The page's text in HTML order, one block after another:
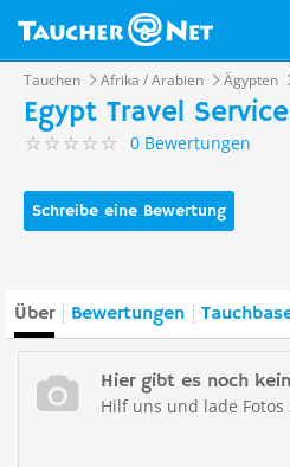
Tauchen Afrika / Arabien Ägypten
Egypt Travel
0 Bewertungen
Schreibe eine Bewertung
Über Bewertungen
Hier gibt es noch
Hilf uns und lade